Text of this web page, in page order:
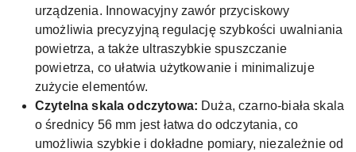
urządzenia. Innowacyjny zawór przyciskowy
umożliwia precyzyjną regulację szybkości uwalniania
powietrza, a także ultraszybkie spuszczanie
powietrza, co ułatwia użytkowanie i minimalizuje
zużycie elementów.
Czytelna skala odczytowa: Duża, czarno-biała skala
o średnicy 56 mm jest łatwa do odczytania, co
umożliwia szybkie i dokładne pomiary, niezależnie od